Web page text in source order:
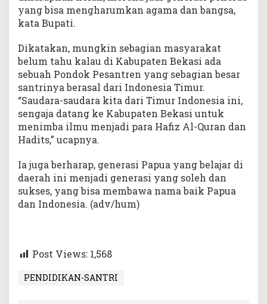
yang bisa mengharumkan agama dan bangsa,
kata Bupati.
Dikatakan, mungkin sebagian masyarakat
belum tahu kalau di Kabupaten Bekasi ada
sebuah Pondok Pesantren yang sebagian besar
santrinya berasal dari Indonesia Timur.
“Saudara-saudara kita dari Timur Indonesia ini,
sengaja datang ke Kabupaten Bekasi untuk
menimba ilmu menjadi para Hafiz Al-Quran dan
Hadits,” ucapnya.
Ia juga berharap, generasi Papua yang belajar di
daerah ini menjadi generasi yang soleh dan
sukses, yang bisa membawa nama baik Papua
dan Indonesia. (adv/hum)
Post Views: 1,568
PENDIDIKAN-SANTRI